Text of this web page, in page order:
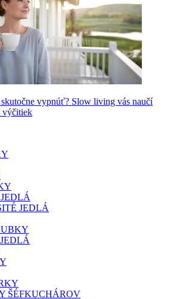
vypnúť? Slow living vás naučí
výčitiek
JEDLÁ
ŠÉFKUCHÁROV